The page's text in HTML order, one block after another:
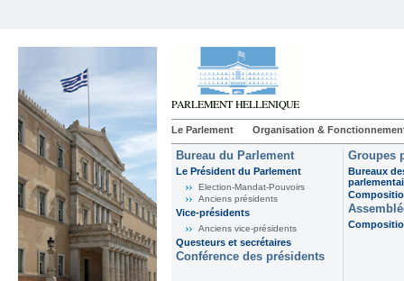
Le Parlement Organisation &
Bureau du Parlement
Le Président du Parlement
Election-Mandat-Pouvoirs
Anciens présidents
Vice-présidents
Anciens vice-présidents
Questeurs et secrétaires
Conférence des présidents
Groupes
Bureaux